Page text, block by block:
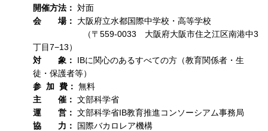
開催方法： 対面
会 場：
大阪府立水都国際中学校・高等学校
（〒559-0033 大阪府大阪市住之江区南港中3
丁目7−13）
対 象：
IBに関心のあるすべての方（教育関係者・生
徒・保護者等）
参 加 費： 無料
主 催： 文部科学省
運 営： 文部科学省IB教育推進コンソーシアム事務局
協 力：
国際バカロレア機構